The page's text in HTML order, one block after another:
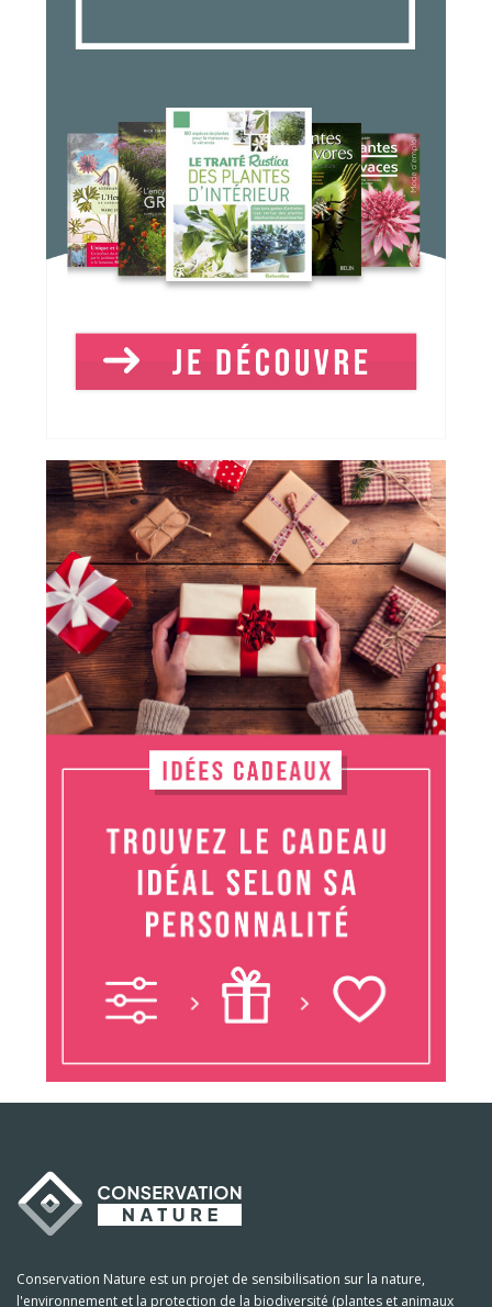
Conservation Nature est un projet de sensibilisation sur la nature,
l'environnement et la protection de la biodiversité (plantes et animaux